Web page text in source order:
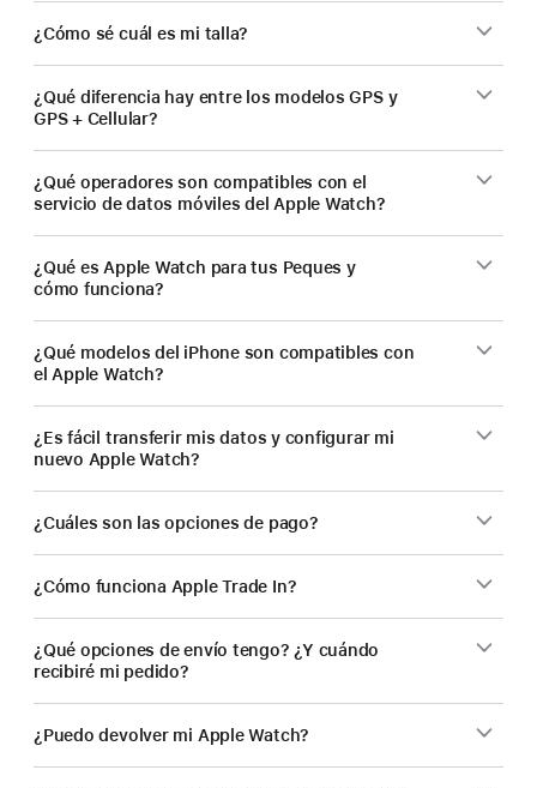
¿Cómo sé cuál es mi talla?
¿Qué diferencia hay entre los modelos GPS y
GPS + Cellular?
¿Qué operadores son compatibles con el
servicio de datos móviles del Apple Watch?
¿Qué es Apple Watch para tus Peques y
cómo funciona?
¿Qué modelos del iPhone son compatibles con
el Apple Watch?
¿Es fácil transferir mis datos y configurar mi
nuevo Apple Watch?
¿Cuáles son las opciones de pago?
¿Cómo funciona Apple Trade In?
¿Qué opciones de envío tengo? ¿Y cuándo
recibiré mi pedido?
¿Puedo devolver mi Apple Watch?